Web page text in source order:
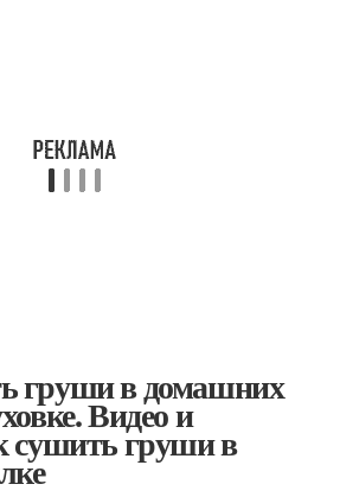
груши в домашних
Видео и
сушить груши в